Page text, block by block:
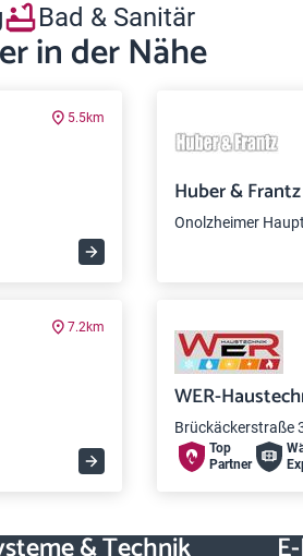
Bad & Sanitär
in der Nähe
5.5km
Huber &
Onolzheimer
7.2km
WER-
Brückäckerstraße
Top
Partner